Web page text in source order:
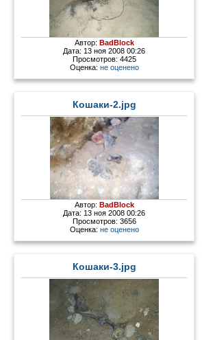
Автор: BadBlock
Дата: 13 ноя 2008 00:26
Просмотров: 4425
Оценка: не оценено
Кошаки-2.jpg
Автор: BadBlock
Дата: 13 ноя 2008 00:26
Просмотров: 3656
Оценка: не оценено
Кошаки-3.jpg